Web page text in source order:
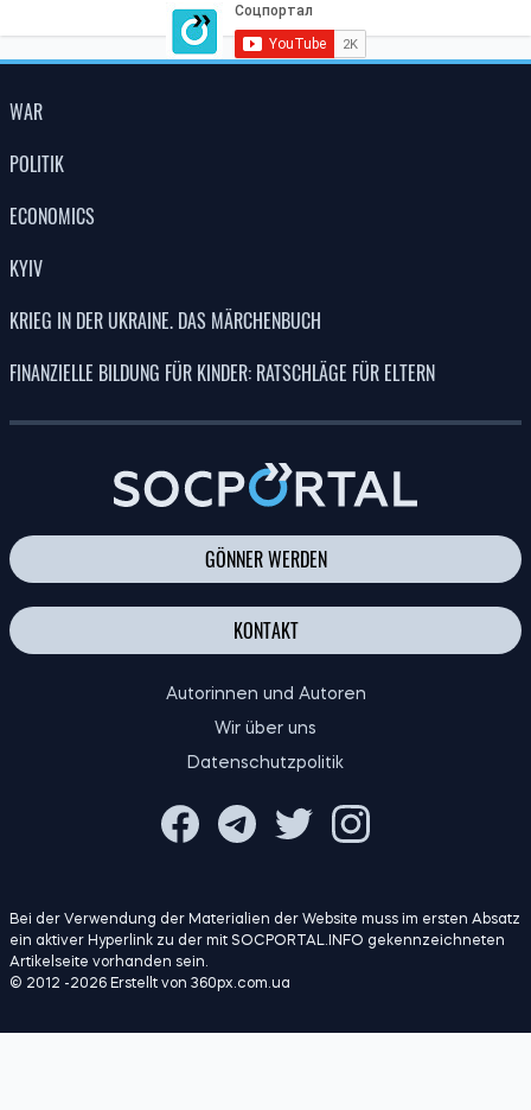
WAR
POLITIK
ECONOMICS
KYIV
KRIEG IN DER UKRAINE. DAS MÄRCHENBUCH
FINANZIELLE BILDUNG FÜR KINDER: RATSCHLÄGE FÜR ELTERN
GÖNNER WERDEN
Wir über uns
Datenschutzpolitik
Bei der Verwendung der Materialien der Website muss im ersten Absatz
ein aktiver Hyperlink zu der mit SOCPORTAL.INFO gekennzeichneten
© 2012 -2026 Erstellt von 360px.com.ua